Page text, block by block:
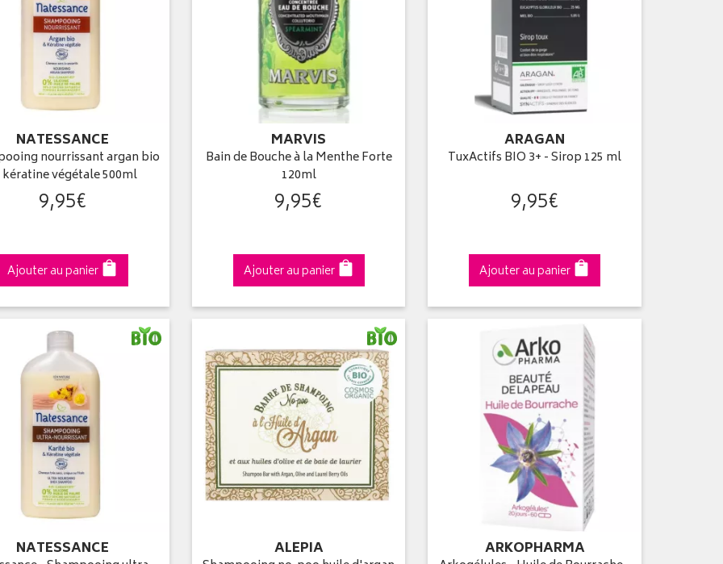
NATESSANCE
nourrissant argan bio
végétale 500ml
9,95€
Ajouter au panier
MARVIS
Bain de Bouche à la Menthe Forte
120ml
9,95€
Ajouter au panier
ARAGAN
TuxActifs BIO 3+ - Sirop 125 ml
9,95€
Ajouter au panier
NATESSANCE ALEPIA ARKOPHARMA